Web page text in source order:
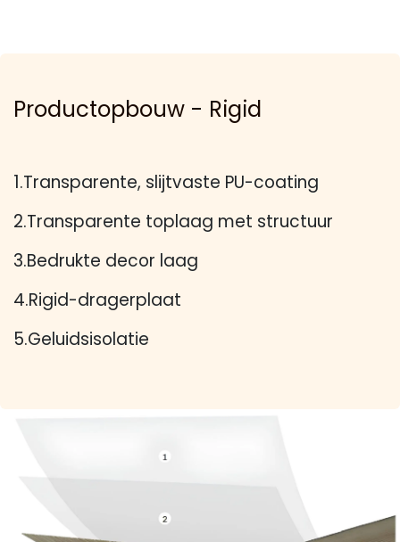
Productopbouw - Rigid
1.Transparente, slijtvaste PU-coating
2.Transparente toplaag met structuur
3.Bedrukte decor laag
4.Rigid-dragerplaat
5.Geluidsisolatie